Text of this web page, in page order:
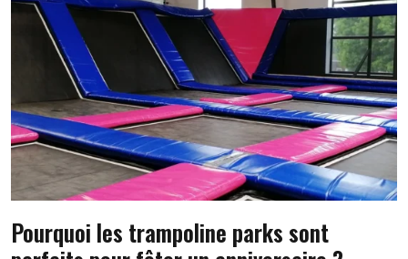
Pourquoi les trampoline parks sont